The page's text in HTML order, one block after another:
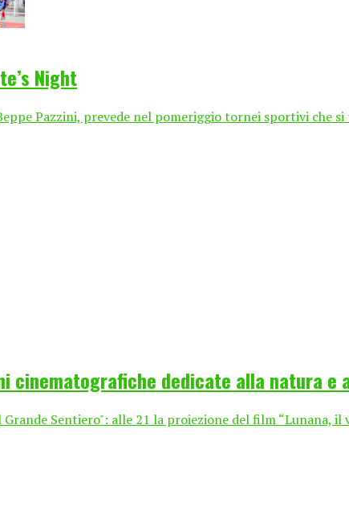
Night
Pazzini, prevede nel pomeriggio tornei sportivi che
cinematografiche dedicate alla natura e
Sentiero": alle 21 la proiezione del film “Lunana,